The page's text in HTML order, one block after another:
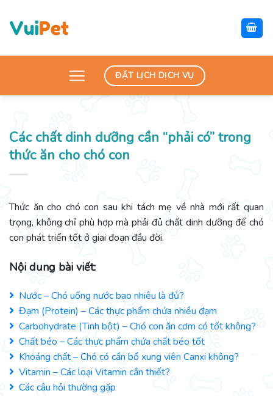
content
ĐẶT LỊCH DỊCH VỤ
Các chất dinh dưỡng cần “phải có” trong
thức ăn cho chó con
Thức ăn cho chó con sau khi tách mẹ về nhà mới rất quan
trọng, không chỉ phù hợp mà phải đủ chất dinh dưỡng để chó
con phát triển tốt ở giai đoạn đầu đời.
Nội dung bài viết:
Nước – Chó uống nước bao nhiêu là đủ?
Đạm (Protein) – Các thực phẩm chứa nhiều đạm
Carbohydrate (Tinh bột) – Chó con ăn cơm có tốt không?
Chất béo – Các thực phẩm chứa chất béo tốt
Khoáng chất – Chó có cần bổ xung viên Canxi không?
Vitamin – Các loại Vitamin cần thiết?
Các câu hỏi thường gặp